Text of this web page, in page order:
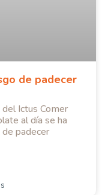
de padecer
Ictus Comer
al día se ha
padecer